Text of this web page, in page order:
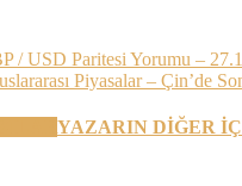
/ USD Paritesi Yorumu –
Piyasalar – Çin’de
YAZARIN DİĞER